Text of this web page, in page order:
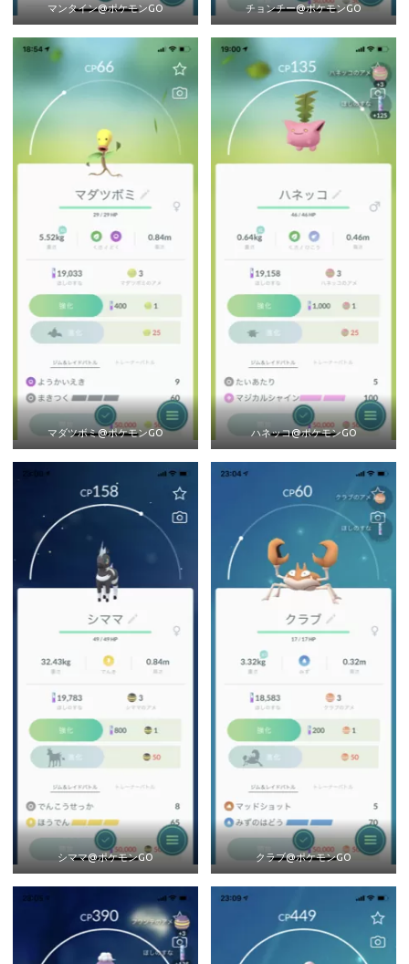
マンタイン@ポケモンGO チョンチー@ポケモンGO
マダツボミ@ポケモンGO ハネッコ@ポケモンGO
シママ@ポケモンGO クラブ@ポケモンGO